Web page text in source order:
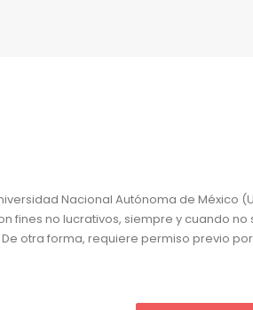
Nacional Autónoma de México
fines no lucrativos, siempre y cuando
De otra forma, requiere permiso previo